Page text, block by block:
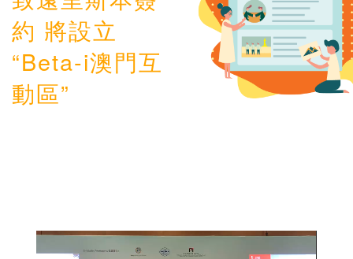
約 將設立
“Beta-i澳門互
動區”